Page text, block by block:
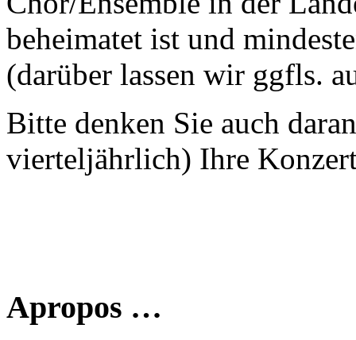
beheimatet ist und
(darüber lassen wir ggfls.
Bitte denken Sie auch
vierteljährlich) Ihre
Apropos …